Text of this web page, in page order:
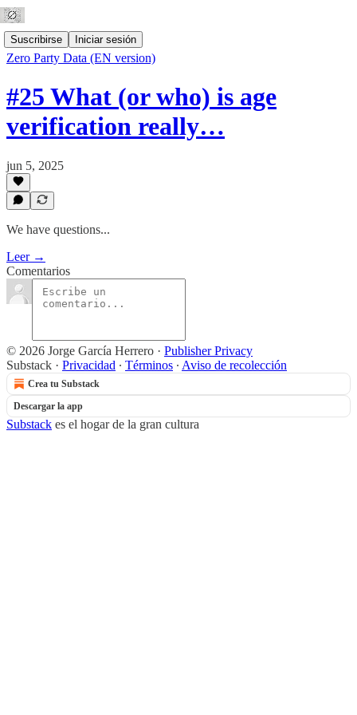
Suscribirse Iniciar sesión
Zero Party Data (EN version)
#25 What (or who) is age
verification really…
jun 5, 2025
We have questions...
Leer →
Comentarios
© 2026 Jorge García Herrero · Publisher Privacy
Substack · Privacidad ∙ Términos ∙ Aviso de recolección
Crea tu Substack
Descargar la app
Substack es el hogar de la gran cultura